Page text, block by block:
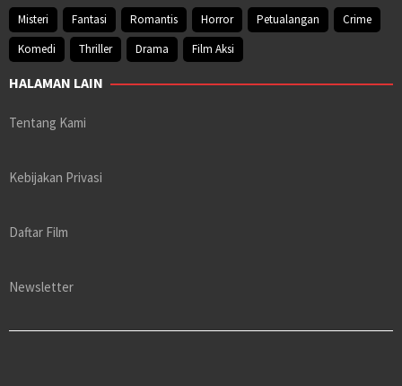
Misteri Fantasi Romantis Horror Petualangan
Crime
Komedi
Thriller Drama Film Aksi
HALAMAN LAIN
Tentang Kami
Kebijakan Privasi
Daftar Film
Newsletter